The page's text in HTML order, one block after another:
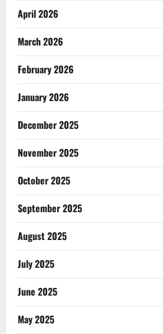
April 2026
March 2026
February 2026
January 2026
December 2025
November 2025
October 2025
September 2025
August 2025
July 2025
June 2025
May 2025